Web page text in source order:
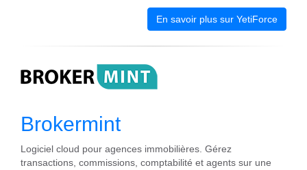
En savoir plus sur YetiForce
Brokermint
Logiciel cloud pour agences immobilières. Gérez
transactions, commissions, comptabilité et agents sur une